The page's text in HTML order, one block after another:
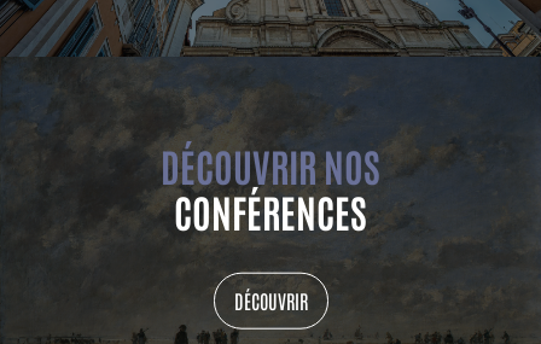
DÉCOUVRIR NOS
CONFÉRENCES
DÉCOUVRIR